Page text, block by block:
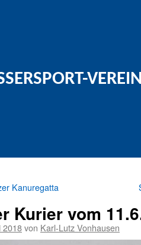
Kanuregatta
Kurier vom
2018von Karl-Lutz Vonhausen